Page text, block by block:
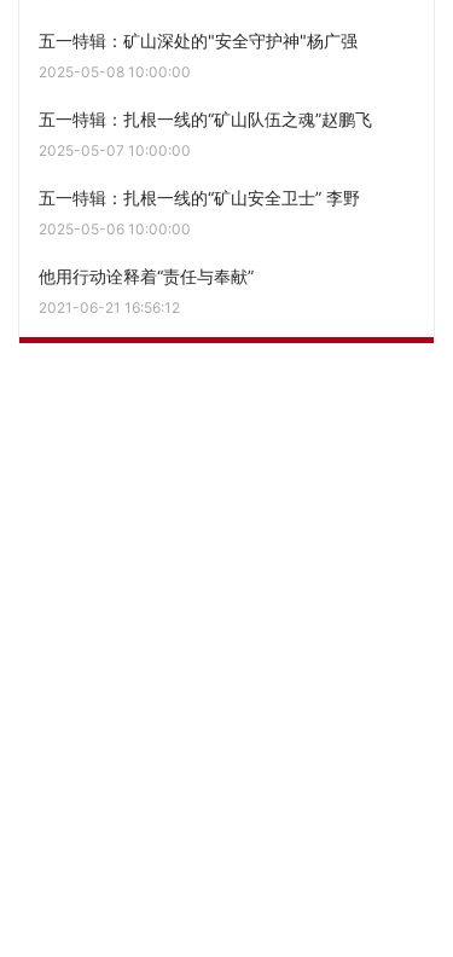
五一特辑：矿山深处的"安全守护神"杨广强
2025-05-08 10:00:00
五一特辑：扎根一线的“矿山队伍之魂”赵鹏飞
2025-05-07 10:00:00
五一特辑：扎根一线的“矿山安全卫士” 李野
2025-05-06 10:00:00
他用行动诠释着“责任与奉献”
2021-06-21 16:56:12